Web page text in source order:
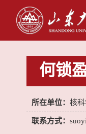
何锁
所在单位： 核
联系方式：